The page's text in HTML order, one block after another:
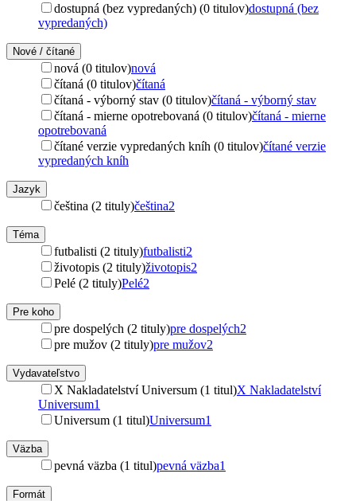
dostupná (bez vypredaných) (0 titulov)dostupná (bez
vypredaných)
Nové / čítané
nová (0 titulov)nová
čítaná (0 titulov)čítaná
čítaná - výborný stav (0 titulov)čítaná - výborný stav
čítaná - mierne opotrebovaná (0 titulov)čítaná - mierne
opotrebovaná
čítané verzie vypredaných kníh (0 titulov)čítané verzie
vypredaných kníh
Jazyk
čeština (2 tituly)čeština2
Téma
futbalisti (2 tituly)futbalisti2
životopis (2 tituly)životopis2
Pelé (2 tituly)Pelé2
Pre koho
pre dospelých (2 tituly)pre dospelých2
pre mužov (2 tituly)pre mužov2
Vydavateľstvo
X Nakladatelství Universum (1 titul)X Nakladatelství
Universum1
Universum (1 titul)Universum1
Väzba
pevná väzba (1 titul)pevná väzba1
Formát